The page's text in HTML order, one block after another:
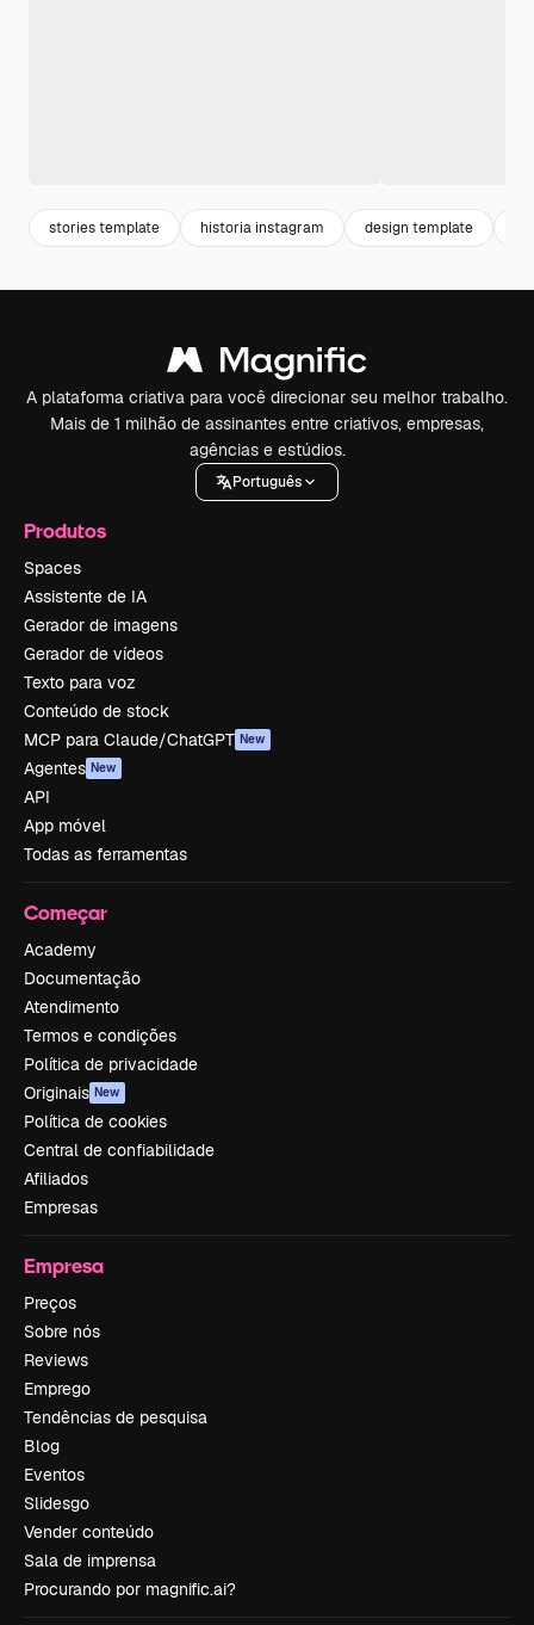
stories template historia instagram design template
A plataforma criativa para você direcionar seu melhor trabalho.
Mais de 1 milhão de assinantes entre criativos, empresas,
agências e estúdios.
Português
Produtos
Spaces
Assistente de IA
Gerador de imagens
Gerador de vídeos
Texto para voz
Conteúdo de stock
MCP para Claude/ChatGPT New
Agentes New
API
App móvel
Todas as ferramentas
Começar
Academy
Documentação
Atendimento
Termos e condições
Política de privacidade
Originais New
Política de cookies
Central de confiabilidade
Afiliados
Empresas
Empresa
Preços
Sobre nós
Reviews
Emprego
Tendências de pesquisa
Blog
Eventos
Slidesgo
Vender conteúdo
Sala de imprensa
Procurando por magnific.ai?